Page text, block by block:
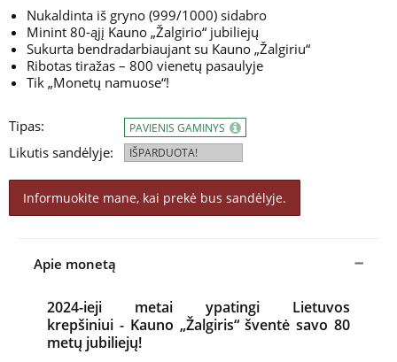
Nukaldinta iš gryno (999/1000) sidabro
Minint 80-ąjį Kauno „Žalgirio“ jubiliejų
Sukurta bendradarbiaujant su Kauno „Žalgiriu“
Ribotas tiražas – 800 vienetų pasaulyje
Tik „Monetų namuose“!
Tipas:
Likutis sandėlyje:
PAVIENIS GAMINYS
IŠPARDUOTA!
Informuokite mane, kai prekė bus sandėlyje.
Apie monetą
2024-ieji metai ypatingi Lietuvos
krepšiniui - Kauno „Žalgiris“ šventė savo 80
metų jubiliejų!